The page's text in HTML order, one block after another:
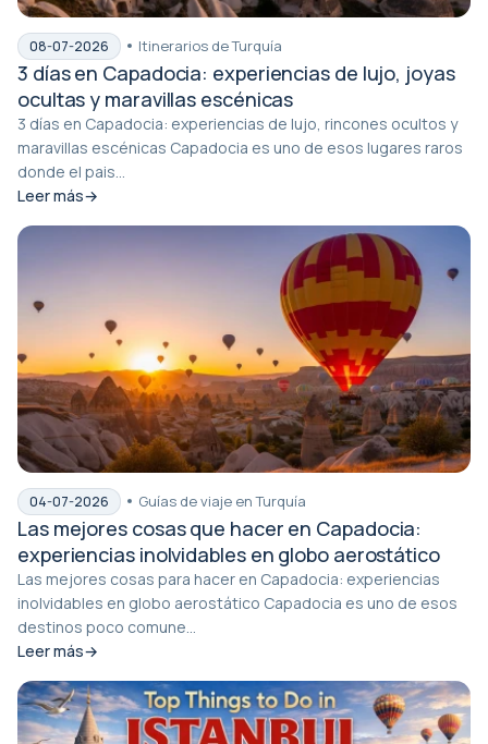
08-07-2026 Itinerarios de Turquía
3 días en Capadocia: experiencias de lujo, joyas
ocultas y maravillas escénicas
3 días en Capadocia: experiencias de lujo, rincones ocultos y
maravillas escénicas Capadocia es uno de esos lugares raros
donde el pais...
Leer más
04-07-2026 Guías de viaje en Turquía
Las mejores cosas que hacer en Capadocia:
experiencias inolvidables en globo aerostático
Las mejores cosas para hacer en Capadocia: experiencias
inolvidables en globo aerostático Capadocia es uno de esos
destinos poco comune...
Leer más